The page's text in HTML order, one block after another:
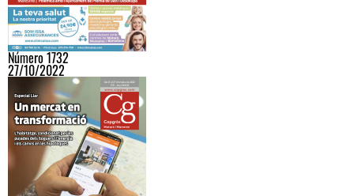
Número 1732
27/10/2022